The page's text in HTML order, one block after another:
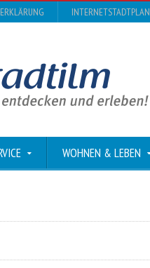
INTERNETSTADTPLAN
WOHNEN & LEBEN